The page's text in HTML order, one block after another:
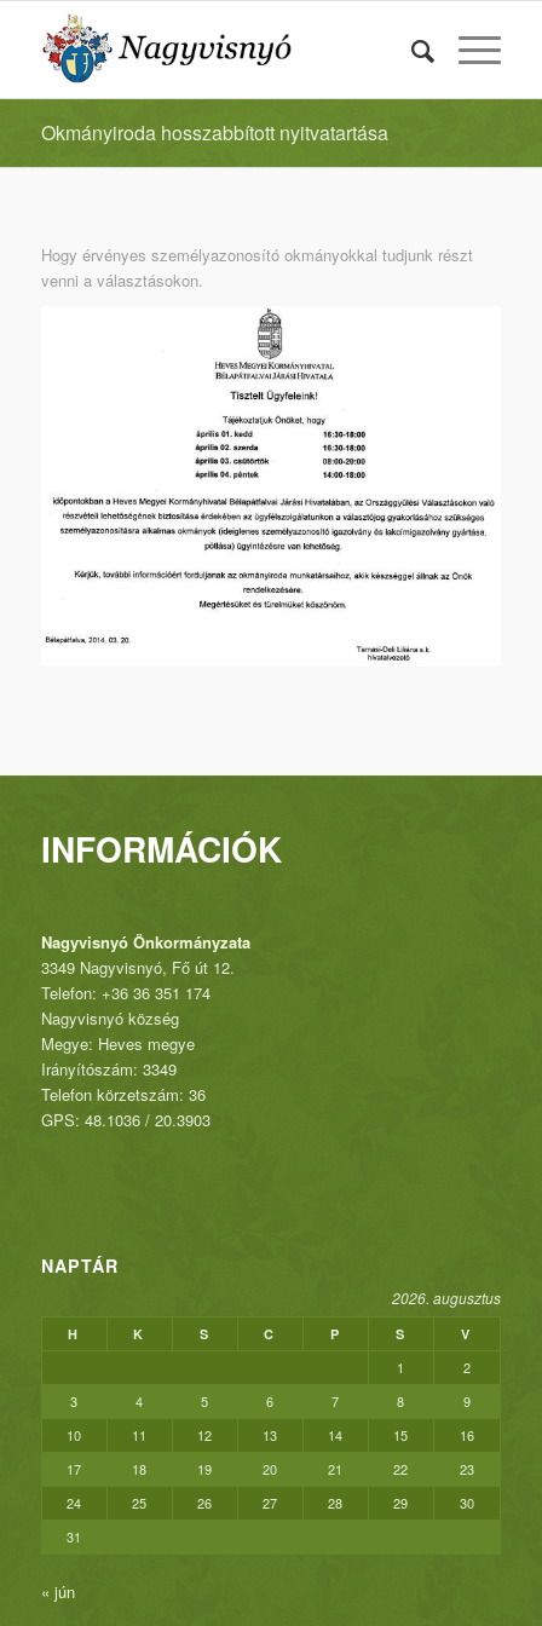
Okmányiroda hosszabbított nyitvatartása
Hogy érvényes személyazonosító okmányokkal tudjunk részt
venni a választásokon.
INFORMÁCIÓK
Nagyvisnyó Önkormányzata
3349 Nagyvisnyó, Fő út 12.
Telefon: +36 36 351 174
Nagyvisnyó község
Megye: Heves megye
Irányítószám: 3349
Telefon körzetszám: 36
GPS: 48.1036 / 20.3903
NAPTÁR
2026. augusztus
H K S C P S V
1
2
3
4 5 6 7 8
9
10
11 12 13 14 15
16
17
18 19 20 21 22
23
24
25 26 27 28 29
30
31
« jún